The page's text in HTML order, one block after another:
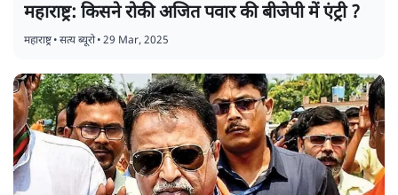
महाराष्ट्र: किसने रोकी अजित पवार की बीजेपी में एंट्री ?
महाराष्ट्र•सत्य ब्यूरो•29 Mar, 2025